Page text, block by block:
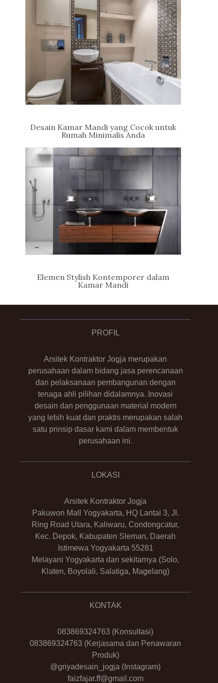
Desain Kamar Mandi yang Cocok untuk
Rumah Minimalis Anda
Elemen Stylish Kontemporer dalam
Kamar Mandi
PROFIL
Arsitek Kontraktor Jogja merupakan
perusahaan dalam bidang jasa perencanaan
dan pelaksanaan pembangunan dengan
tenaga ahli pilihan didalamnya. Inovasi
desain dan penggunaan material modern
yang lebih kuat dan praktis merupakan salah
satu prinsip dasar kami dalam membentuk
perusahaan ini.
LOKASI
Arsitek Kontraktor Jogja
Pakuwon Mall Yogyakarta, HQ Lantai 3, Jl.
Ring Road Utara, Kaliwaru, Condongcatur,
Kec. Depok, Kabupaten Sleman, Daerah
Istimewa Yogyakarta 55281
Melayani Yogyakarta dan sekitarnya (Solo,
Klaten, Boyolali, Salatiga, Magelang)
KONTAK
083869324763 (Konsultasi)
083869324763 (Kerjasama dan Penawaran
Produk)
@griyadesain_jogja (Instagram)
faizfajar.ff@gmail.com